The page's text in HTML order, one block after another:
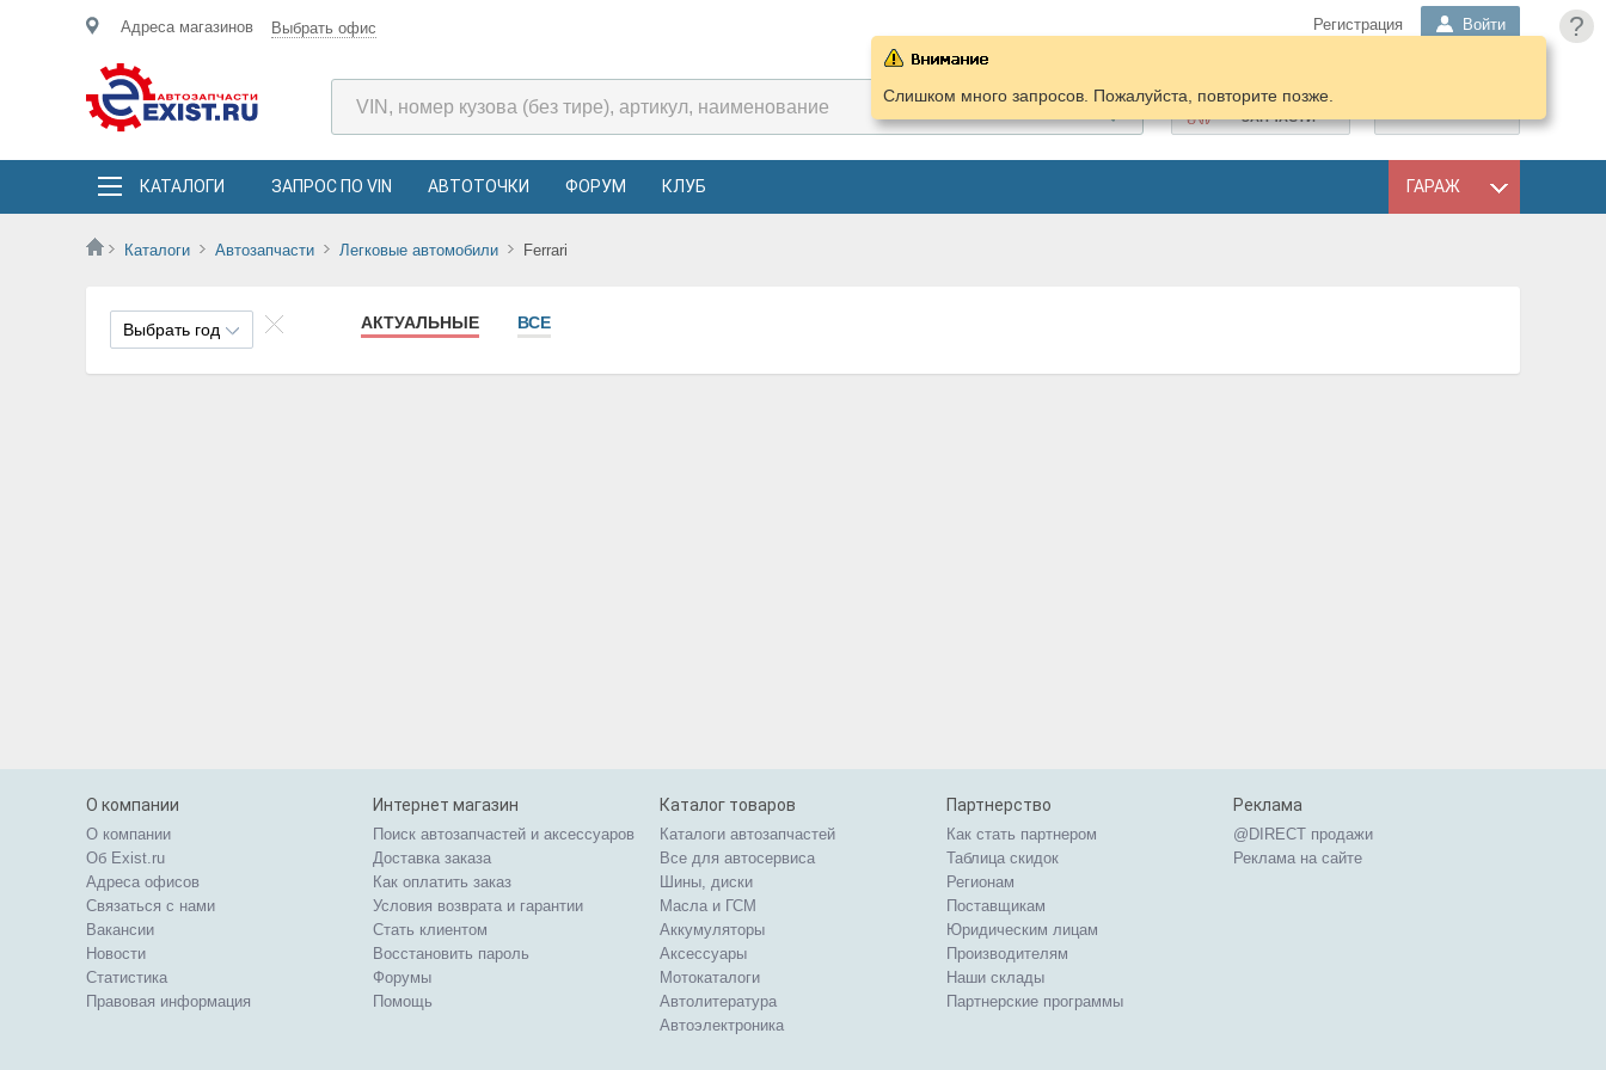
?
Адреса магазинов Выбрать офис Регистрация Войти
ПОДОБРАТЬ
ЗАПЧАСТИ
КАТАЛОГИ ЗАПРОС ПО VIN АВТОТОЧКИ ФОРУМ КЛУБ ГАРАЖ
Каталоги Автозапчасти Легковые автомобили Ferrari
Слишком много запросов. Пожалуйста, повторите позже.
Выбрать год АКТУАЛЬНЫЕ ВСЕ
О компании
О компании
Об Exist.ru
Адреса офисов
Связаться с нами
Вакансии
Новости
Статистика
Правовая информация
Интернет магазин
Поиск автозапчастей и аксессуаров
Доставка заказа
Как оплатить заказ
Условия возврата и гарантии
Стать клиентом
Восстановить пароль
Форумы
Помощь
Каталог товаров
Каталоги автозапчастей
Все для автосервиса
Шины, диски
Масла и ГСМ
Аккумуляторы
Аксессуары
Мотокаталоги
Автолитература
Автоэлектроника
Партнерство
Как стать партнером
Таблица скидок
Регионам
Поставщикам
Юридическим лицам
Производителям
Наши склады
Партнерские программы
Реклама
@DIRECT продажи
Реклама на сайте